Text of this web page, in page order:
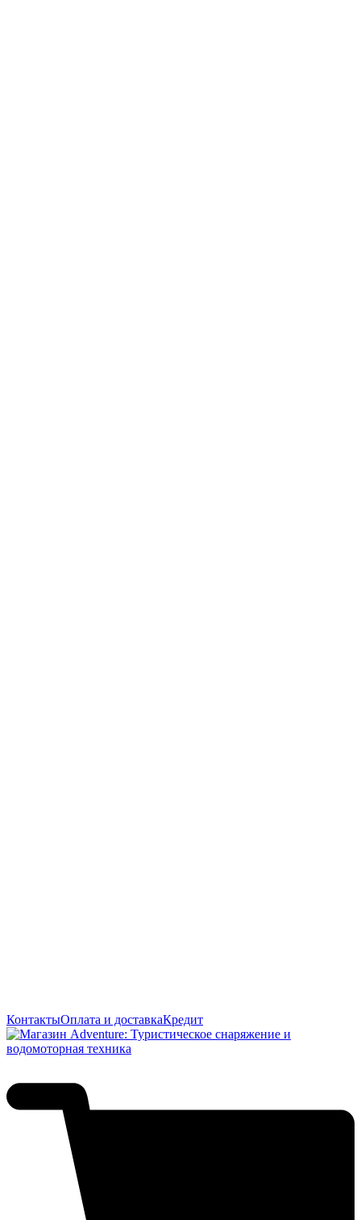
КонтактыОплата и доставкаКредит